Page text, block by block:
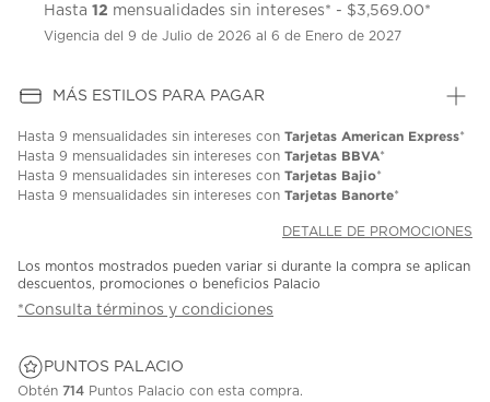
Hasta 12 mensualidades sin intereses* - $3,569.00*
Vigencia del 9 de Julio de 2026 al 6 de Enero de 2027
MÁS ESTILOS PARA PAGAR
Hasta 9 mensualidades sin intereses con Tarjetas American Express*
Hasta 9 mensualidades sin intereses con Tarjetas BBVA*
Hasta 9 mensualidades sin intereses con Tarjetas Bajio*
Hasta 9 mensualidades sin intereses con Tarjetas Banorte*
DETALLE DE PROMOCIONES
Los montos mostrados pueden variar si durante la compra se aplican
descuentos, promociones o beneficios Palacio
*Consulta términos y condiciones
PUNTOS PALACIO
Obtén 714 Puntos Palacio con esta compra.